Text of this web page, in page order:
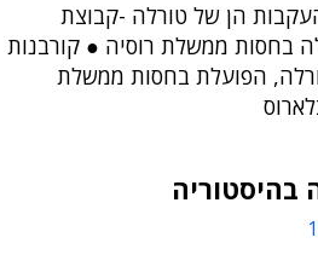
הן של טורלה -קבוצת
בחסות ממשלת רוסיה ● קורבנות
הפועלת בחסות ממשלת
בהיסטוריה